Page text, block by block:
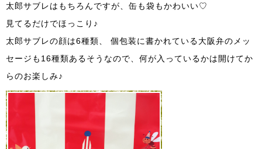
太郎サブレはもちろんですが、缶も袋もかわいい♡
見てるだけでほっこり♪
太郎サブレの顔は6種類、 個包装に書かれている大阪弁のメッ
セージも16種類あるそうなので、何が入っているかは開けてか
らのお楽しみ♪